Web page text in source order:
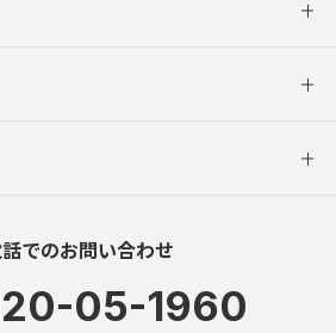
でのお問い合わせ
05-1960